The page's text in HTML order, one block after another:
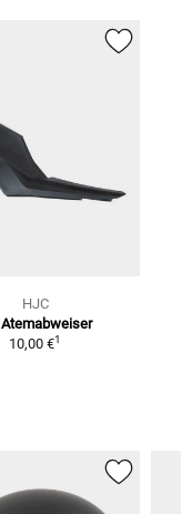
HJC
Atemabweiser
10,00 €1